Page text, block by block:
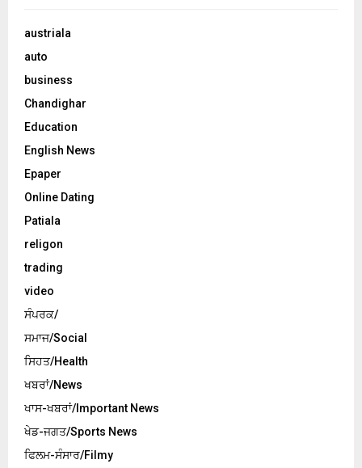
austriala
auto
business
Chandighar
Education
English News
Epaper
Online Dating
Patiala
religon
trading
video
ਸੰਪਰਕ/
ਸਮਾਜ/Social
ਸਿਹਤ/Health
ਖਬਰਾਂ/News
ਖਾਸ-ਖਬਰਾਂ/Important News
ਖੇਡ-ਜਗਤ/Sports News
ਫਿਲਮ-ਸੰਸਾਰ/Filmy